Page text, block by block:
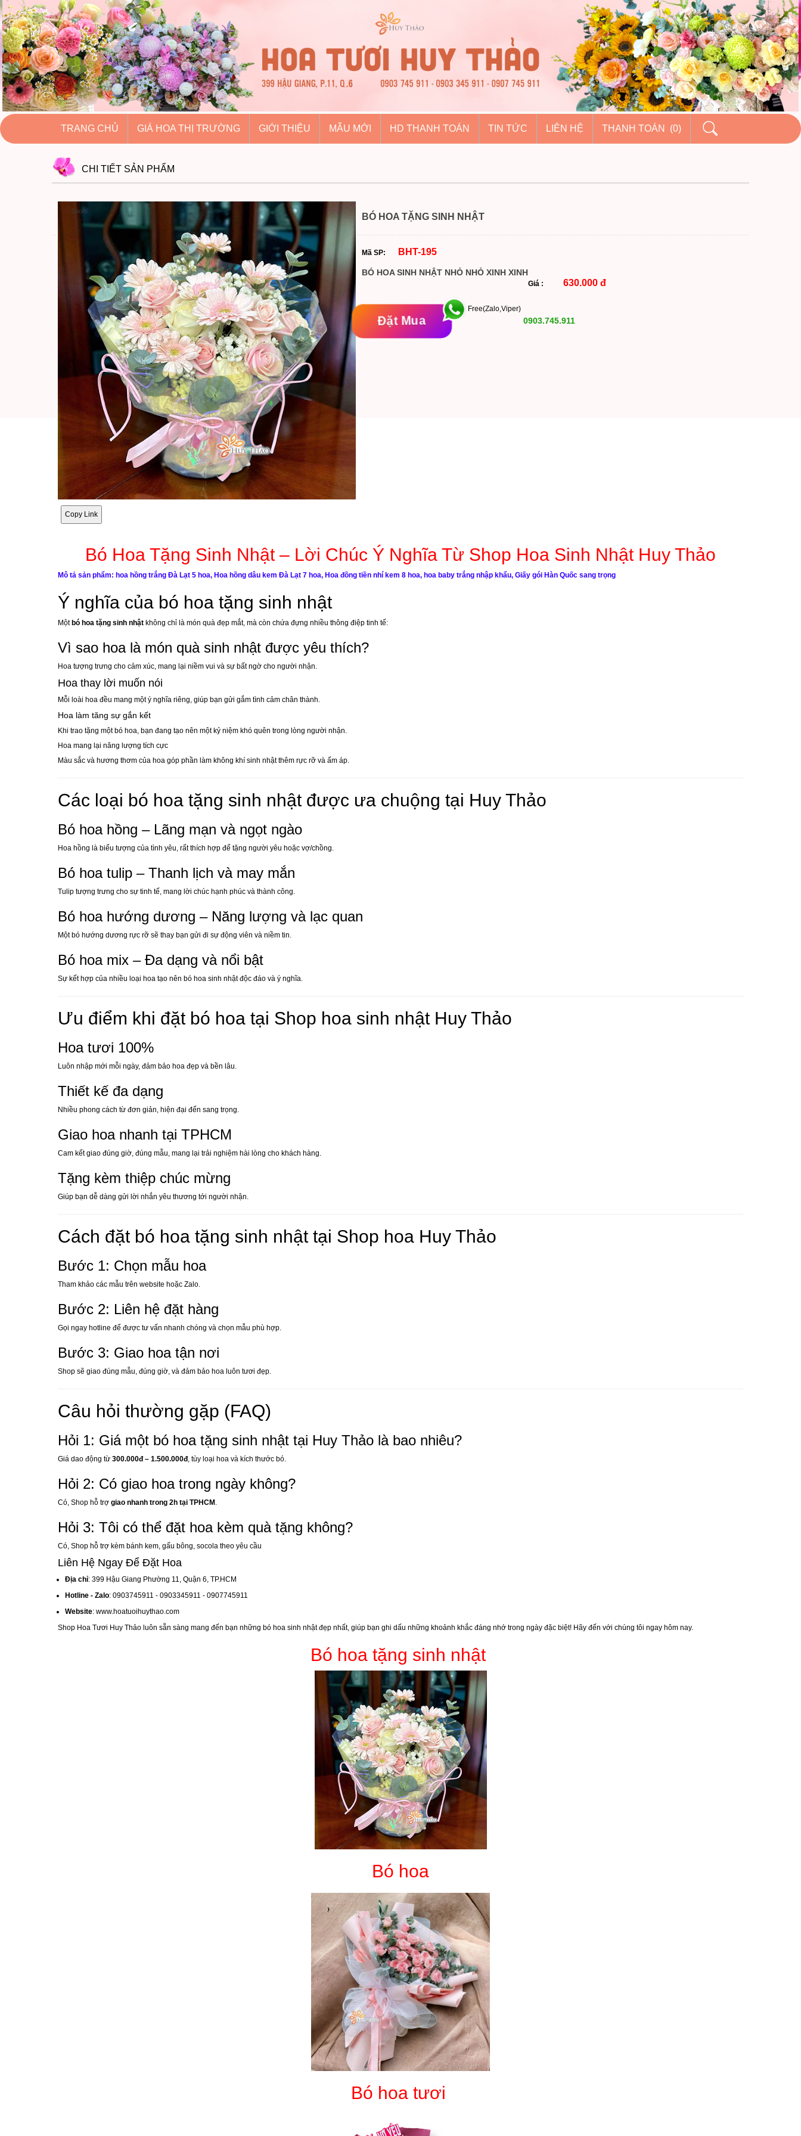
hoatuoihuythao.com
hoatuoihuythao.com
//hoatuoihuythao.com/
TRANG CHỦ GIÁ HOA THỊ TRƯỜNG GIỚI THIỆU MẪU MỚI HD THANH TOÁN TIN TỨC LIÊN HỆ THANH TOÁN (0)
CHI TIẾT SẢN PHẨM
Zoom
Copy Link
BÓ HOA TẶNG SINH NHẬT
Mã SP: BHT-195
BÓ HOA SINH NHẬT NHỎ NHỎ XINH XINH
Giá : 630.000 đ
Đặt Mua
Free(Zalo,Viper)
0903.745.911
Bó Hoa Tặng Sinh Nhật – Lời Chúc Ý Nghĩa Từ Shop Hoa Sinh Nhật Huy Thảo
Mô tả sản phẩm: hoa hồng trắng Đà Lạt 5 hoa, Hoa hồng dâu kem Đà Lạt 7 hoa, Hoa đồng tiền nhí kem 8 hoa, hoa baby trắng nhập khẩu, Giấy gói Hàn Quốc sang trọng
Ý nghĩa của bó hoa tặng sinh nhật
Một bó hoa tặng sinh nhật không chỉ là món quà đẹp mắt, mà còn chứa đựng nhiều thông điệp tinh tế:
Vì sao hoa là món quà sinh nhật được yêu thích?
Hoa tượng trưng cho cảm xúc, mang lại niềm vui và sự bất ngờ cho người nhận.
Hoa thay lời muốn nói
Mỗi loài hoa đều mang một ý nghĩa riêng, giúp bạn gửi gắm tình cảm chân thành.
Hoa làm tăng sự gắn kết
Khi trao tặng một bó hoa, bạn đang tạo nên một kỷ niệm khó quên trong lòng người nhận.
Hoa mang lại năng lượng tích cực
Màu sắc và hương thơm của hoa góp phần làm không khí sinh nhật thêm rực rỡ và ấm áp.
Các loại bó hoa tặng sinh nhật được ưa chuộng tại Huy Thảo
Bó hoa hồng – Lãng mạn và ngọt ngào
Hoa hồng là biểu tượng của tình yêu, rất thích hợp để tặng người yêu hoặc vợ/chồng.
Bó hoa tulip – Thanh lịch và may mắn
Tulip tượng trưng cho sự tinh tế, mang lời chúc hạnh phúc và thành công.
Bó hoa hướng dương – Năng lượng và lạc quan
Một bó hướng dương rực rỡ sẽ thay bạn gửi đi sự động viên và niềm tin.
Bó hoa mix – Đa dạng và nổi bật
Sự kết hợp của nhiều loại hoa tạo nên bó hoa sinh nhật độc đáo và ý nghĩa.
Ưu điểm khi đặt bó hoa tại Shop hoa sinh nhật Huy Thảo
Hoa tươi 100%
Luôn nhập mới mỗi ngày, đảm bảo hoa đẹp và bền lâu.
Thiết kế đa dạng
Nhiều phong cách từ đơn giản, hiện đại đến sang trọng.
Giao hoa nhanh tại TPHCM
Cam kết giao đúng giờ, đúng mẫu, mang lại trải nghiệm hài lòng cho khách hàng.
Tặng kèm thiệp chúc mừng
Giúp bạn dễ dàng gửi lời nhắn yêu thương tới người nhận.
Cách đặt bó hoa tặng sinh nhật tại Shop hoa Huy Thảo
Bước 1: Chọn mẫu hoa
Tham khảo các mẫu trên website hoặc Zalo.
Bước 2: Liên hệ đặt hàng
Gọi ngay hotline để được tư vấn nhanh chóng và chọn mẫu phù hợp.
Bước 3: Giao hoa tận nơi
Shop sẽ giao đúng mẫu, đúng giờ, và đảm bảo hoa luôn tươi đẹp.
Câu hỏi thường gặp (FAQ)
Hỏi 1: Giá một bó hoa tặng sinh nhật tại Huy Thảo là bao nhiêu?
Giá dao động từ 300.000đ – 1.500.000đ, tùy loại hoa và kích thước bó.
Hỏi 2: Có giao hoa trong ngày không?
Có, Shop hỗ trợ giao nhanh trong 2h tại TPHCM .
Hỏi 3: Tôi có thể đặt hoa kèm quà tặng không?
Có, Shop hỗ trợ kèm bánh kem, gấu bông, socola theo yêu cầu
Liên Hệ Ngay Để Đặt Hoa
Địa chỉ: 399 Hậu Giang Phường 11, Quận 6, TP.HCM
Hotline - Zalo: 0903745911 - 0903345911 - 0907745911
Website: www.hoatuoihuythao.com
Shop Hoa Tươi Huy Thảo luôn sẵn sàng mang đến bạn những bó hoa sinh nhật đẹp nhất, giúp bạn ghi dấu những khoảnh khắc đáng nhớ trong ngày đặc biệt! Hãy đến với chúng tôi ngay hôm nay.
Bó hoa tặng sinh nhật
Bó hoa
Bó hoa tươi